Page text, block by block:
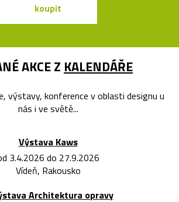
koupit
AKCE Z KALENDÁŘE
výstavy, konference v oblasti designu u
nás i ve světě...
Výstava Kaws
3.4.2026 do 27.9.2026
Vídeň, Rakousko
Architektura opravy